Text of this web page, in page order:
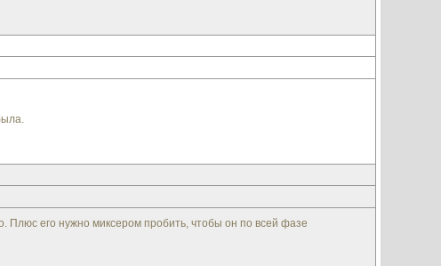
Плюс его нужно миксером пробить, чтобы он по всей фазе